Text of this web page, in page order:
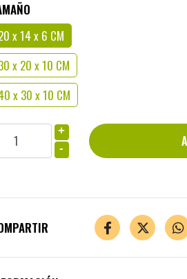
x 14 x 6 CM
30 x 20 x 10 CM
x 30 x 10 CM
+
-